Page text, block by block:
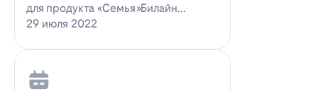
для продукта «Семья»Билайн
объявил о запуске новых возможн…
29 июля 2022